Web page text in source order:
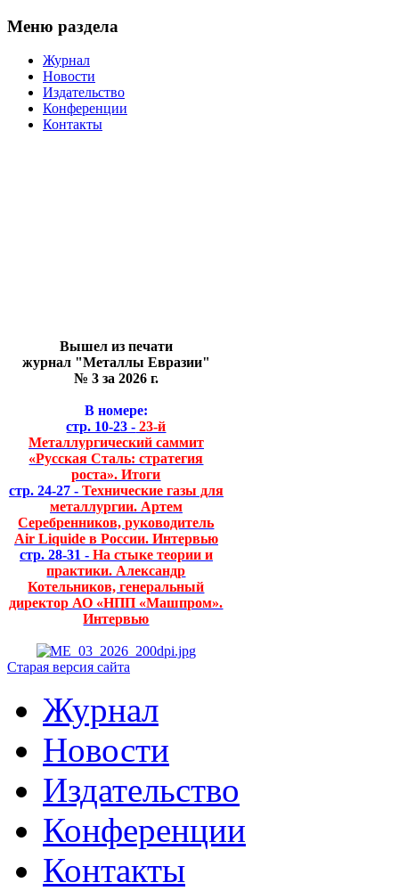
Меню раздела
Журнал
Новости
Издательство
Конференции
Контакты
Вышел из печати
журнал "Металлы Евразии"
№ 3 за 2026 г.
В номере:
стр. 10-23 - 23-й
Металлургический саммит
«Русская Сталь: стратегия
роста». Итоги
стр. 24-27 - Технические газы для
металлургии. Артем
Серебренников, руководитель
Air Liquide в России. Интервью
стр. 28-31 - На стыке теории и
практики. Александр
Котельников, генеральный
директор АО «НПП «Машпром».
Интервью
Старая версия сайта
Журнал
Новости
Издательство
Конференции
Контакты